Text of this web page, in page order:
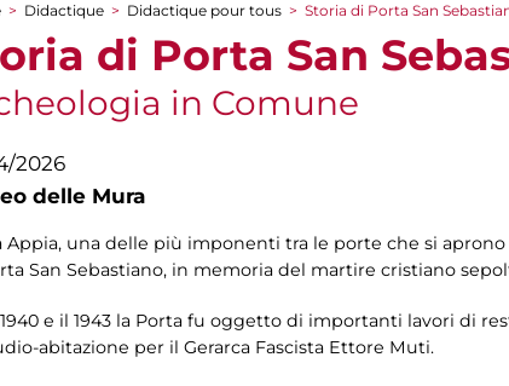
are here
> Didactique > Didactique pour tous > Storia di Porta San
di Porta San
in Comune
2026
delle Mura
Appia, una delle più imponenti tra le porte che si
San Sebastiano, in memoria del martire cristiano
e il 1943 la Porta fu oggetto di importanti lavori di
abitazione per il Gerarca Fascista Ettore Muti.